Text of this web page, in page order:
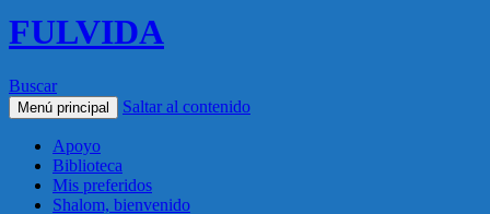
FULVIDA
Buscar
Menú principal Saltar al contenido
Apoyo
Biblioteca
Mis preferidos
Shalom, bienvenido